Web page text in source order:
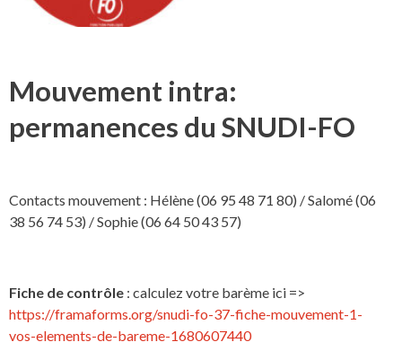
Mouvement intra:
permanences du SNUDI-FO
Contacts mouvement : Hélène (06 95 48 71 80) / Salomé (06
38 56 74 53) / Sophie (06 64 50 43 57)
Fiche de contrôle : calculez votre barème ici =>
https://framaforms.org/snudi-fo-37-fiche-mouvement-1-
vos-elements-de-bareme-1680607440